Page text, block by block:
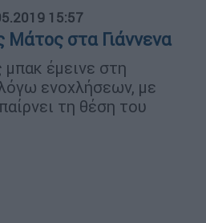
15:57
στα Γιάννενα
μπακ έμεινε στη
ενοχλήσεων, με
τη θέση του